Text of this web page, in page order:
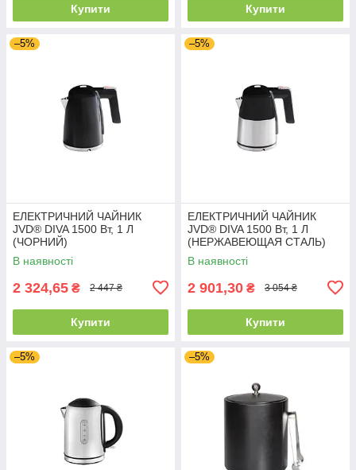
Купити Купити
–5%
ЕЛЕКТРИЧНИЙ ЧАЙНИК
JVD® DIVA 1500 Вт, 1 Л
(ЧОРНИЙ)
В наявності
2 324,65 ₴ 2 447 ₴
Купити
–5%
ЕЛЕКТРИЧНИЙ ЧАЙНИК
JVD® DIVA 1500 Вт, 1 Л
(НЕРЖАВЕЮЩАЯ СТАЛЬ)
В наявності
2 901,30 ₴ 3 054 ₴
Купити
–5% –5%